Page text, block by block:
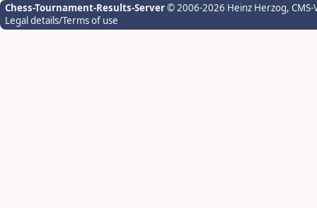
Chess-Tournament-Results-Server© 2006-2026 Heinz Herzog,
Legal details/Terms of use